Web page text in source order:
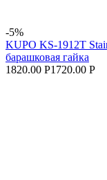
-5%
KUPO KS-1912T
барашковая гайка
1820.00 Р1720.00 Р